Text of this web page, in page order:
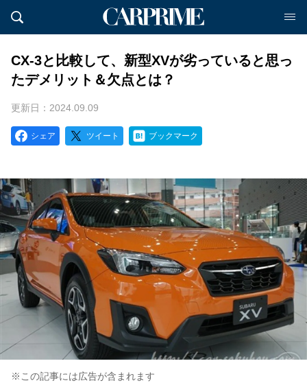
CX-3と比較して、新型XVが劣っていると思っ
たデメリット＆欠点とは？
更新日：2024.09.09
シェア ツイート ブックマーク
※この記事には広告が含まれます